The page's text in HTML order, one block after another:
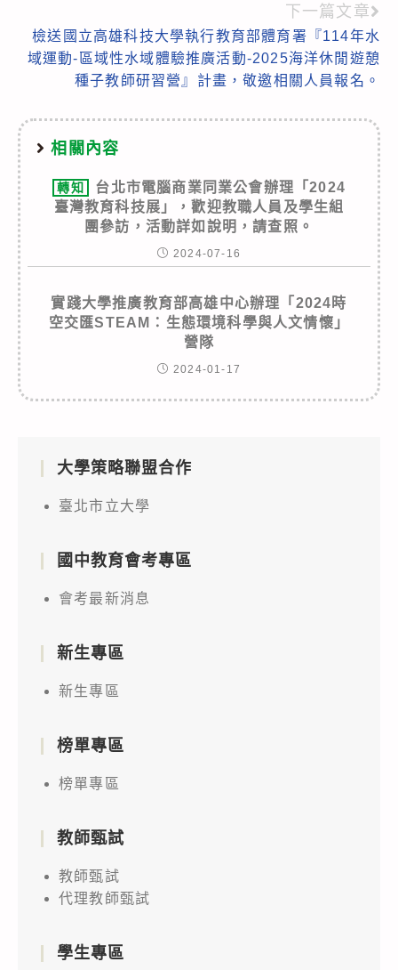
下一篇文章
檢送國立高雄科技大學執行教育部體育署『114年水
域運動-區域性水域體驗推廣活動-2025海洋休閒遊憩
種子教師研習營』計畫，敬邀相關人員報名。
相關內容
轉知
台北市電腦商業同業公會辦理「2024
臺灣教育科技展」，歡迎教職人員及學生組
團參訪，活動詳如說明，請查照。
2024-07-16
實踐大學推廣教育部高雄中心辦理「2024時
空交匯STEAM：生態環境科學與人文情懷」
營隊
2024-01-17
大學策略聯盟合作
臺北市立大學
國中教育會考專區
會考最新消息
新生專區
新生專區
榜單專區
榜單專區
教師甄試
教師甄試
代理教師甄試
學生專區